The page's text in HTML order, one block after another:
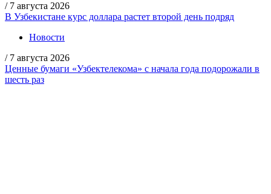
/ 7 августа 2026
В Узбекистане курс доллара растет второй день подряд
Новости
/ 7 августа 2026
Ценные бумаги «Узбектелекома» с начала года подорожали в
шесть раз